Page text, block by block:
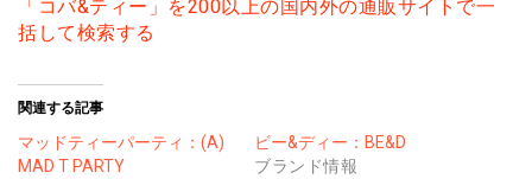
「コバ&ティー」を200以上の国内外の通販サイトで一
括して検索する
関連する記事
マッドティーパーティ：(A)
MAD T PARTY
ビー&ディー：BE&D
ブランド情報